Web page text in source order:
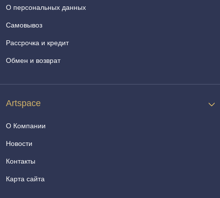
О персональных данных
Самовывоз
Рассрочка и кредит
Обмен и возврат
Artspace
О Компании
Новости
Контакты
Карта сайта